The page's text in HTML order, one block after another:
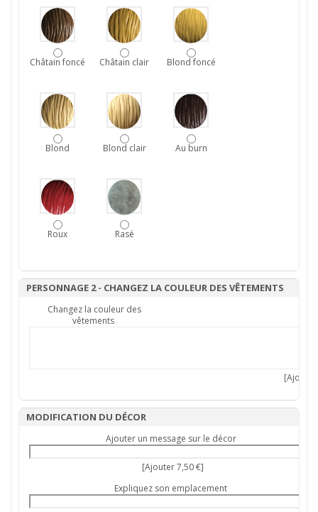
Châtain foncé Châtain clair Blond foncé
Blond Blond clair Au burn
Roux Rasé
PERSONNAGE 2 - CHANGEZ LA COULEUR DES VÊTEMENTS
Changez la couleur des
vêtements
MODIFICATION DU DÉCOR
Ajouter un message sur le décor
[Ajouter 7,50 €]
Expliquez son emplacement